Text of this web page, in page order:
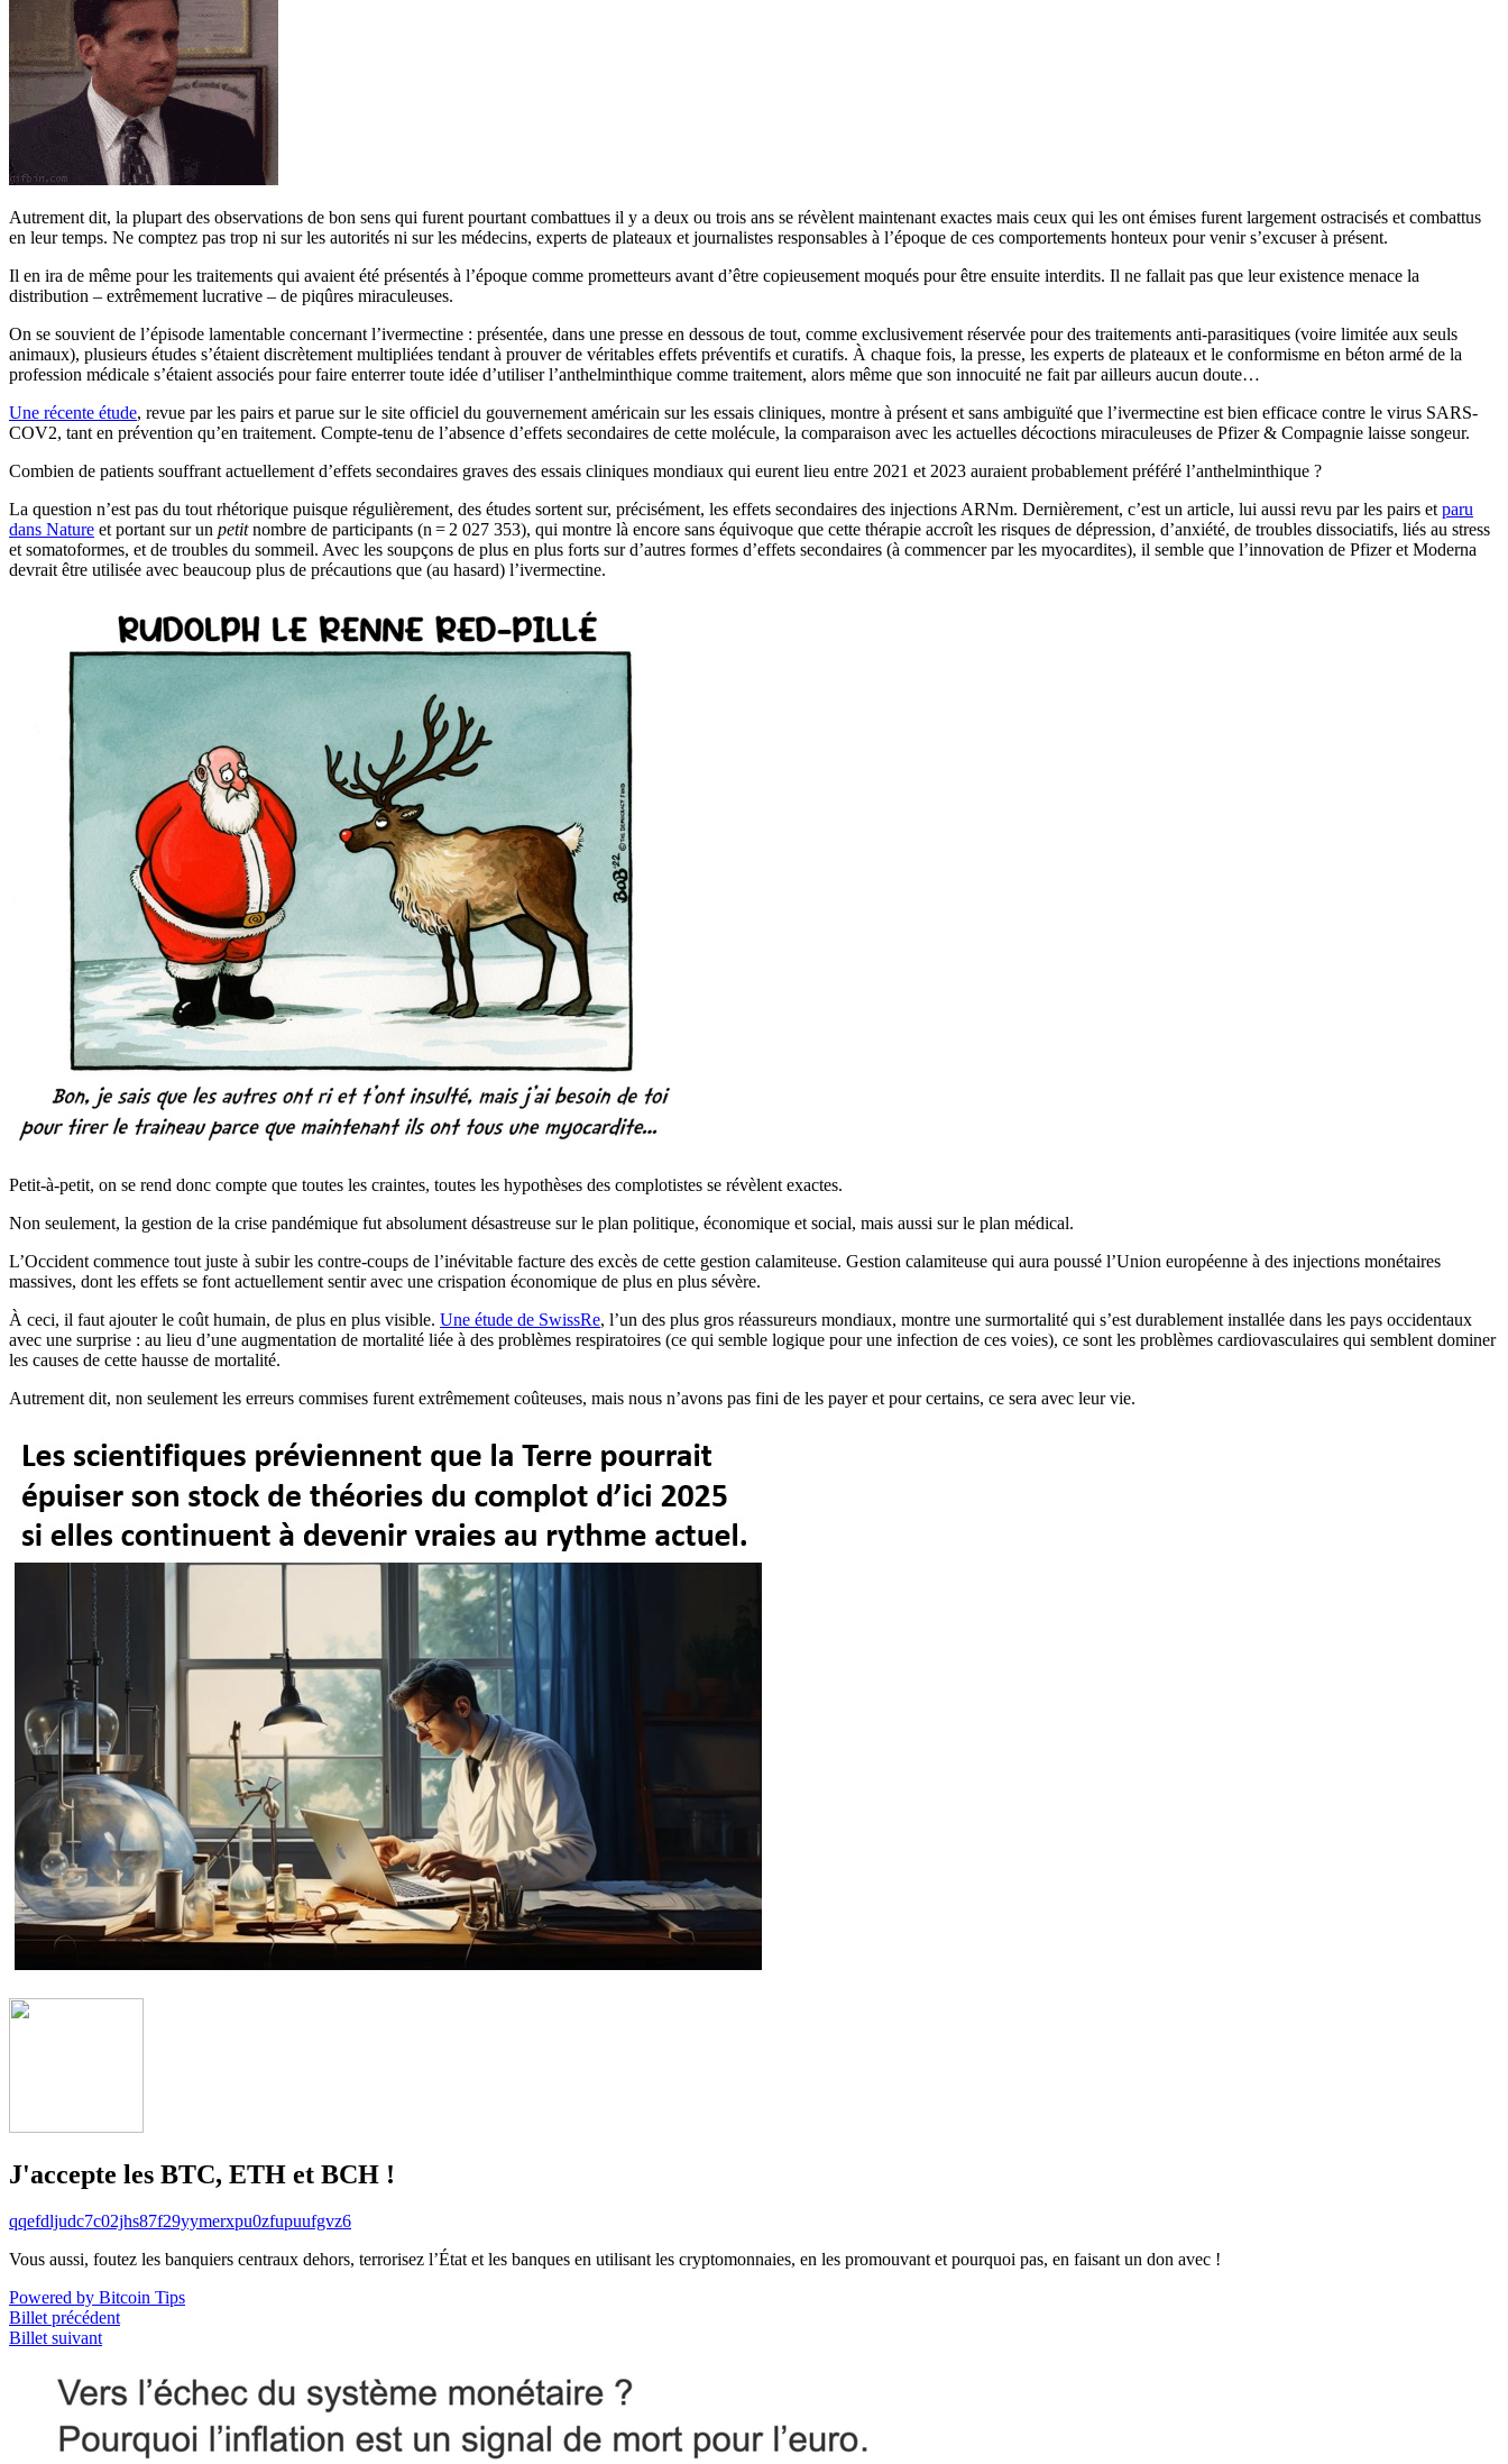
Autrement dit, la plupart des observations de bon sens qui furent pourtant combattues il y a deux ou trois ans se révèlent maintenant exactes mais ceux qui les ont émises furent largement ostracisés et combattus
en leur temps. Ne comptez pas trop ni sur les autorités ni sur les médecins, experts de plateaux et journalistes responsables à l’époque de ces comportements honteux pour venir s’excuser à présent.
Il en ira de même pour les traitements qui avaient été présentés à l’époque comme prometteurs avant d’être copieusement moqués pour être ensuite interdits. Il ne fallait pas que leur existence menace la
distribution – extrêmement lucrative – de piqûres miraculeuses.
On se souvient de l’épisode lamentable concernant l’ivermectine : présentée, dans une presse en dessous de tout, comme exclusivement réservée pour des traitements anti-parasitiques (voire limitée aux seuls
animaux), plusieurs études s’étaient discrètement multipliées tendant à prouver de véritables effets préventifs et curatifs. À chaque fois, la presse, les experts de plateaux et le conformisme en béton armé de la
profession médicale s’étaient associés pour faire enterrer toute idée d’utiliser l’anthelminthique comme traitement, alors même que son innocuité ne fait par ailleurs aucun doute…
Une récente étude, revue par les pairs et parue sur le site officiel du gouvernement américain sur les essais cliniques, montre à présent et sans ambiguïté que l’ivermectine est bien efficace contre le virus SARS-
COV2, tant en prévention qu’en traitement. Compte-tenu de l’absence d’effets secondaires de cette molécule, la comparaison avec les actuelles décoctions miraculeuses de Pfizer & Compagnie laisse songeur.
Combien de patients souffrant actuellement d’effets secondaires graves des essais cliniques mondiaux qui eurent lieu entre 2021 et 2023 auraient probablement préféré l’anthelminthique ?
La question n’est pas du tout rhétorique puisque régulièrement, des études sortent sur, précisément, les effets secondaires des injections ARNm. Dernièrement, c’est un article, lui aussi revu par les pairs et paru
dans Nature et portant sur un petitnombre de participants (n = 2 027 353), qui montre là encore sans équivoque que cette thérapie accroît les risques de dépression, d’anxiété, de troubles dissociatifs, liés au stress
et somatoformes, et de troubles du sommeil. Avec les soupçons de plus en plus forts sur d’autres formes d’effets secondaires (à commencer par les myocardites), il semble que l’innovation de Pfizer et Moderna
devrait être utilisée avec beaucoup plus de précautions que (au hasard) l’ivermectine.
Petit-à-petit, on se rend donc compte que toutes les craintes, toutes les hypothèses des complotistes se révèlent exactes.
Non seulement, la gestion de la crise pandémique fut absolument désastreuse sur le plan politique, économique et social, mais aussi sur le plan médical.
L’Occident commence tout juste à subir les contre-coups de l’inévitable facture des excès de cette gestion calamiteuse. Gestion calamiteuse qui aura poussé l’Union européenne à des injections monétaires
massives, dont les effets se font actuellement sentir avec une crispation économique de plus en plus sévère.
À ceci, il faut ajouter le coût humain, de plus en plus visible. Une étude de SwissRe, l’un des plus gros réassureurs mondiaux, montre une surmortalité qui s’est durablement installée dans les pays occidentaux
avec une surprise : au lieu d’une augmentation de mortalité liée à des problèmes respiratoires (ce qui semble logique pour une infection de ces voies), ce sont les problèmes cardiovasculaires qui semblent dominer
les causes de cette hausse de mortalité.
Autrement dit, non seulement les erreurs commises furent extrêmement coûteuses, mais nous n’avons pas fini de les payer et pour certains, ce sera avec leur vie.
J'accepte les BTC, ETH et BCH !
qqefdljudc7c02jhs87f29yymerxpu0zfupuufgvz6
Vous aussi, foutez les banquiers centraux dehors, terrorisez l’État et les banques en utilisant les cryptomonnaies, en les promouvant et pourquoi pas, en faisant un don avec !
Powered by Bitcoin Tips
Billet précédent
Billet suivant